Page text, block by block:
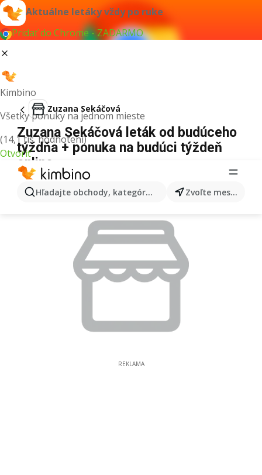
Aktuálne letáky vždy po ruke
Pridať do Chrome - ZADARMO
Kimbino
Všetky ponuky na jednom mieste
(14,1 tis. hodnotení)
Otvoriť
Hľadajte obchody, kategórie, produkty... Zvoľte mesto
Zuzana Sekáčová
Zuzana Sekáčová leták od budúceho
týždňa + ponuka na budúci týždeň
online
REKLAMA